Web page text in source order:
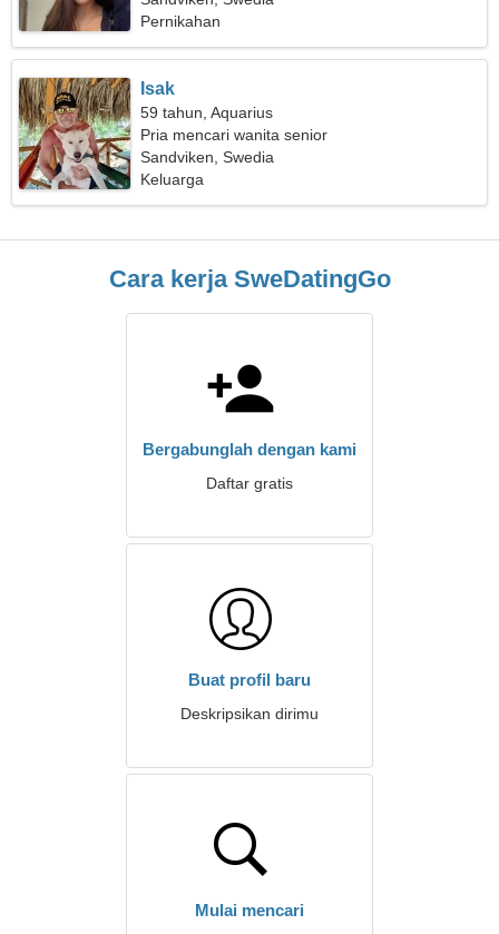
Pernikahan
Isak
59 tahun, Aquarius
Pria mencari wanita senior
Sandviken, Swedia
Keluarga
Cara kerja SweDatingGo
Bergabunglah dengan kami
Daftar gratis
Buat profil baru
Deskripsikan dirimu
Mulai mencari